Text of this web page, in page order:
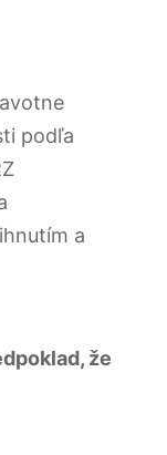
podľa
a
že